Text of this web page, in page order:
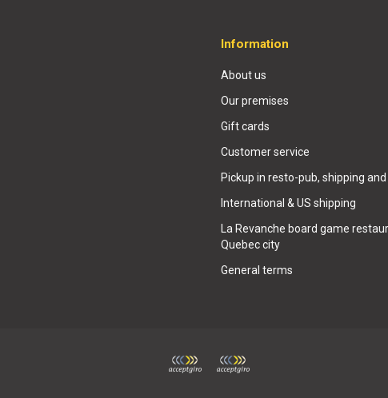
Information
About us
Our premises
Gift cards
Customer service
Pickup in resto-pub, shipping
International & US shipping
La Revanche board game
Quebec city
General terms